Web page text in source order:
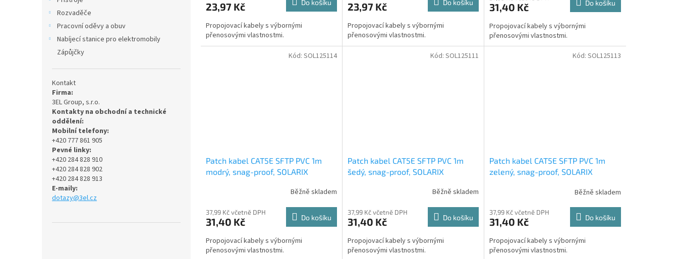
Rozvaděče
Pracovní oděvy a obuv
Nabíjecí stanice pro elektromobily
Zápůjčky
Kontakt
Firma:
3EL Group, s.r.o.
Kontakty na obchodní a technické
oddělení:
Mobilní telefony:
+420 777 861 905
Pevné linky:
+420 284 828 910
+420 284 828 902
+420 284 828 913
E-maily:
dotazy@3el.cz
23,97 Kč Do košíku
Propojovací kabely s výbornými
přenosovými vlastnostmi.
23,97 Kč Do košíku
Propojovací kabely s výbornými
přenosovými vlastnostmi.
31,40 Kč Do košíku
Propojovací kabely s výbornými
přenosovými vlastnostmi.
Patch kabel CAT5E SFTP PVC 1m
modrý, snag-proof, SOLARIX
Běžně skladem
37,99 Kč včetně DPH
31,40 Kč Do košíku
Propojovací kabely s výbornými
přenosovými vlastnostmi.
Kód: SOL125114
Patch kabel CAT5E SFTP PVC 1m
šedý, snag-proof, SOLARIX
Běžně skladem
37,99 Kč včetně DPH
31,40 Kč Do košíku
Propojovací kabely s výbornými
přenosovými vlastnostmi.
Kód: SOL125111
Patch kabel CAT5E SFTP PVC 1m
zelený, snag-proof, SOLARIX
Běžně skladem
37,99 Kč včetně DPH
31,40 Kč Do košíku
Propojovací kabely s výbornými
přenosovými vlastnostmi.
Kód: SOL125113